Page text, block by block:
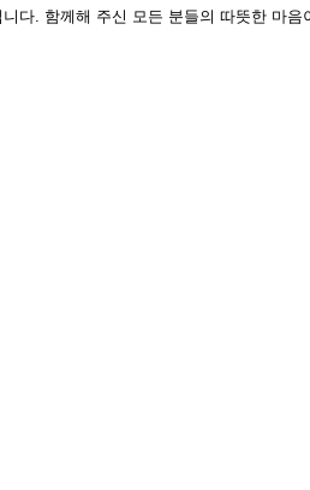
. 함께해 주신 모든 분들의 따뜻한 마